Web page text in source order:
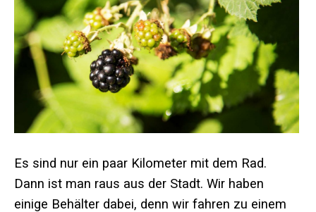
Es sind nur ein paar Kilometer mit dem Rad.
Dann ist man raus aus der Stadt. Wir haben
einige Behälter dabei, denn wir fahren zu einem